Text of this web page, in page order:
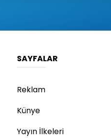
SAYFALAR
Reklam
Künye
Yayın İlkeleri